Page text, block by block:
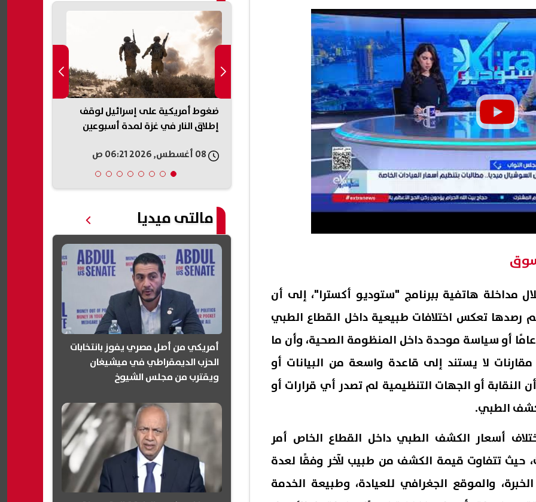
مداخلة هاتفية ببرنامج "ستوديو أكسترا"، إلى أن
رصدها تعكس اختلافات طبيعية داخل القطاع الطبي
عامًا أو سياسة موحدة داخل المنظومة الصحية، وأن ما
لا يستند إلى قاعدة واسعة من البيانات أو
أن النقابة أو الجهات التنظيمية لم تصدر أي قرارات أو
الطبي.
أسعار الكشف الطبي داخل القطاع الخاص أمر
حيث تتفاوت قيمة الكشف من طبيب لآخر وفقًا لعدة
والموقع الجغرافي للعيادة، وطبيعة الخدمة
عبد المجيد يحتفل بزفافه..
رقص مدافع الزمالك
تشعل السوشيال ميديا
6 ملايين دولار و20% من إعادة البيع..
تفاصيل عرض الزمالك لبيع خوان بيزيرا
إلى شباب الأهلي
08 أغسطس, 2026 03:41 ص
ضغوط أمريكية على إسرائيل لوقف
إطلاق النار في غزة لمدة أسبوعين
مالتى ميديا
أمريكي من أصل مصري يفوز بانتخابات
الحزب الديمقراطي في ميشيغان
ويقترب من مجلس الشيوخ